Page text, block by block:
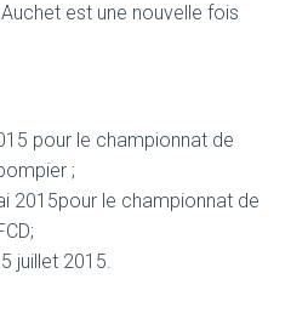
est une nouvelle fois
pour le championnat de
;
2015pour le championnat de
juillet 2015.